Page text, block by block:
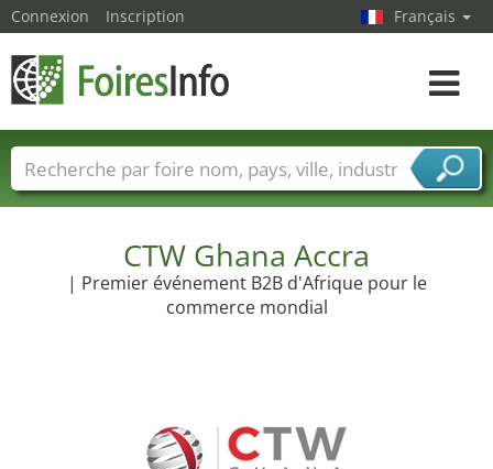
CTW Ghana Accra
| Premier événement B2B d'Afrique pour le
commerce mondial
Connexion Inscription Français
Toggle
Foire noms Pays Villes
Secteurs de foire